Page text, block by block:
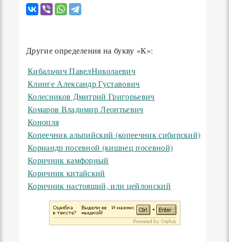
Другие определения на букву «К»:
Кибальчич ПавелНиколаевич
Клинге Александр Густавович
Колесников Дмитрий Григорьевич
Комаров Владимир Леонтьевич
Конопля
Копеечник альпийский (копеечник сибирский)
Кориандр посевной (кишнец посевной)
Коричник камфорный
Коричник китайский
Коричник настоящий, или цейлонский